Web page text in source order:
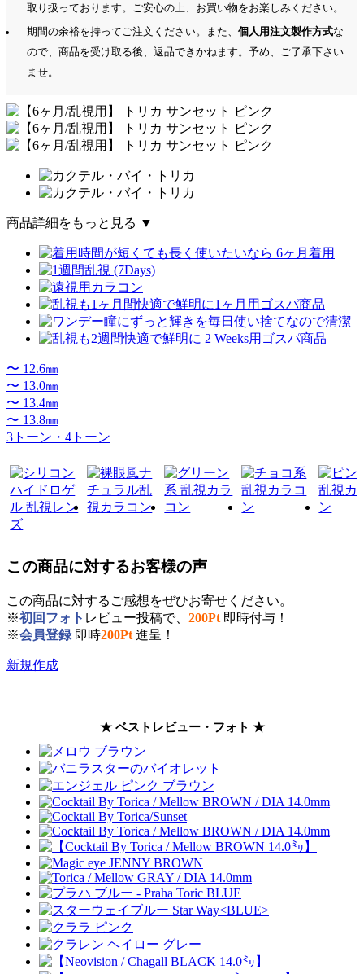
取り扱っております。ご安心の上、お買い物をお楽しみください。
期間の余裕を持ってご注文ください。また、個人用注文製作方式な
ので、商品を受け取る後、返品できかねます。予め、ご了承下さい
ませ。
商品詳細をもっと見る ▼
〜 12.6㎜
〜 13.0㎜
〜 13.4㎜
〜 13.8㎜
3トーン・4トーン
この商品に対するお客様の声
この商品に対するご感想をぜひお寄せください。
※初回フォト レビュー投稿で、 200Pt 即時付与！
※会員登録 即時200Pt 進呈！
新規作成
★ ベストレビュー・フォト ★